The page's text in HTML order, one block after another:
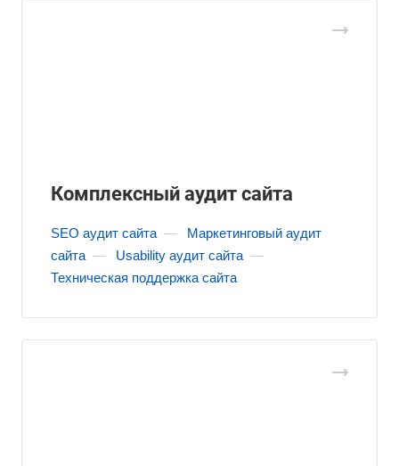
Комплексный аудит сайта
SEO аудит сайта —
Маркетинговый аудит
сайта — Usability аудит сайта —
Техническая поддержка сайта